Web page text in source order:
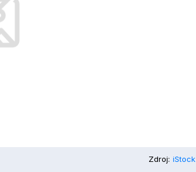
Zdroj: iStock